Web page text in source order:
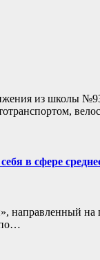
из школы
в сфере
направленный на
по…